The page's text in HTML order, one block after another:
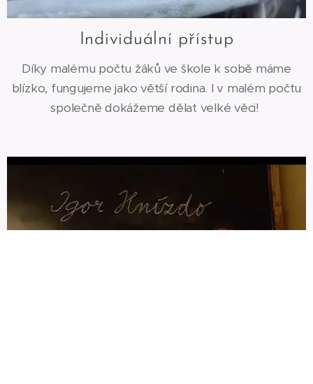
Individuální přístup
Díky malému počtu žáků ve škole k sobě máme
blízko, fungujeme jako větší rodina. I v malém počtu
společně dokážeme dělat velké věci!